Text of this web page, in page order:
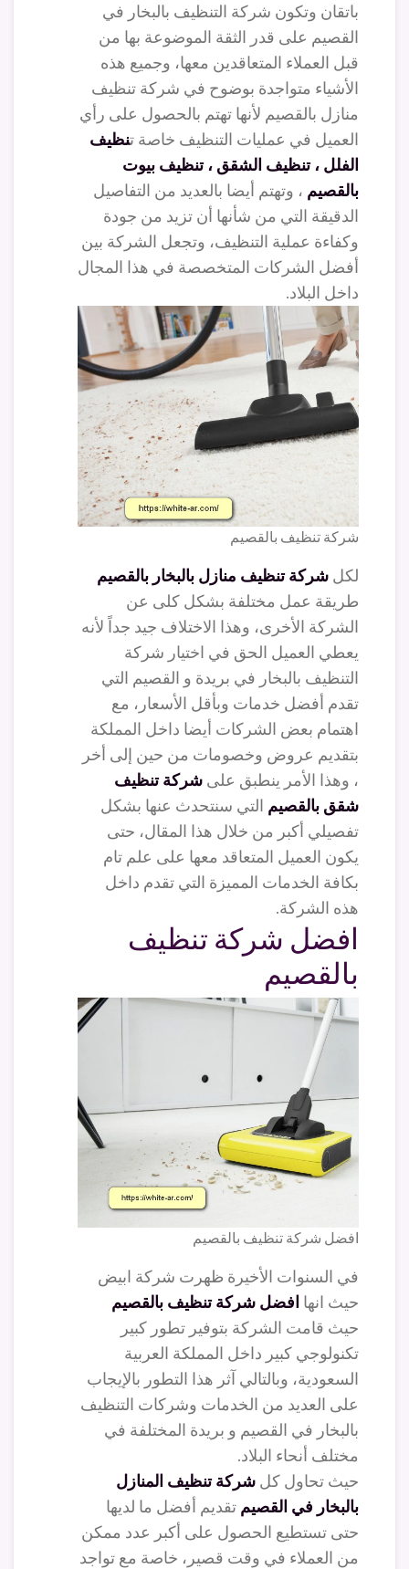
باتقان وتكون شركة التنظيف بالبخار في
القصيم على قدر الثقة الموضوعة بها من
قبل العملاء المتعاقدين معها، وجميع هذه
الأشياء متواجدة بوضوح في شركة تنظيف
منازل بالقصيم لأنها تهتم بالحصول على رأي
العميل في عمليات التنظيف خاصة تنظيف
الفلل ، تنظيف الشقق ، تنظيف بيوت
بالقصيم ، وتهتم أيضا بالعديد من التفاصيل
الدقيقة التي من شأنها أن تزيد من جودة
وكفاءة عملية التنظيف، وتجعل الشركة بين
أفضل الشركات المتخصصة في هذا المجال
داخل البلاد.
شركة تنظيف بالقصيم
لكل شركة تنظيف منازل بالبخار بالقصيم
طريقة عمل مختلفة بشكل كلى عن
الشركة الأخرى، وهذا الاختلاف جيد جداً لأنه
يعطي العميل الحق في اختيار شركة
التنظيف بالبخار في بريدة و القصيم التي
تقدم أفضل خدمات وبأقل الأسعار، مع
اهتمام بعض الشركات أيضا داخل المملكة
بتقديم عروض وخصومات من حين إلى أخر
، وهذا الأمر ينطبق على شركة تنظيف
شقق بالقصيم التي سنتحدث عنها بشكل
تفصيلي أكبر من خلال هذا المقال، حتى
يكون العميل المتعاقد معها على علم تام
بكافة الخدمات المميزة التي تقدم داخل
هذه الشركة.
افضل شركة تنظيف
بالقصيم
افضل شركة تنظيف بالقصيم
في السنوات الأخيرة ظهرت شركة ابيض
حيث انها افضل شركة تنظيف بالقصيم
حيث قامت الشركة بتوفير تطور كبير
تكنولوجي كبير داخل المملكة العربية
السعودية، وبالتالي آثر هذا التطور بالإيجاب
على العديد من الخدمات وشركات التنظيف
بالبخار في القصيم و بريدة المختلفة في
مختلف أنحاء البلاد.
حيث تحاول كل شركة تنظيف المنازل
بالبخار في القصيم تقديم أفضل ما لديها
حتى تستطيع الحصول على أكبر عدد ممكن
من العملاء في وقت قصير، خاصة مع تواجد